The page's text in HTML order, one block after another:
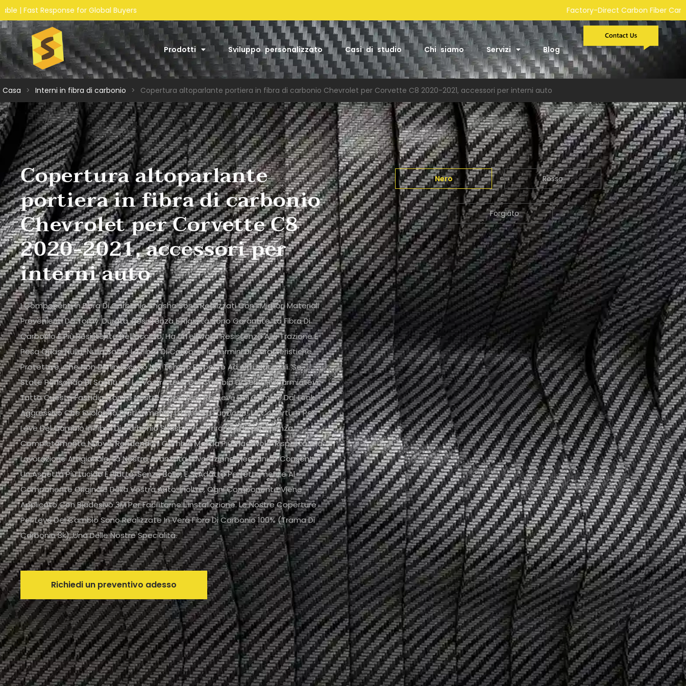
Factory-Direct Carbon Fiber Car Parts Manufacturer | Custom
Prodotti Sviluppo personalizzato Casi di studio Chi siamo Servizi Blog
Casa > Interni in fibra di carbonio > Copertura altoparlante portiera in fibra di carbonio Chevrolet per Corvette C8 2020-2021, accessori per interni auto
Copertura altoparlante
portiera in fibra di carbonio
Chevrolet per Corvette C8
2020-2021, accessori per
interni auto
I Componenti In Fibra Di Carbonio Shasha Sono Realizzati Con I Migliori Materiali
Provenienti Da Toray. Durata, Resistenza E Rigidità Sono Garantite. La Fibra Di
Carbonio È Più Resistente Dell'acciaio, Ha Un'elevata Resistenza Alla Trazione E
Pesa Quasi Nulla! Nulla Batte La Fibra Di Carbonio In Termini Di Caratteristiche
Protettive, Che Non Diminuiscono Nel Tempo Rispetto Ad Altri Materiali. Se
State Pensando Di Sostituire Le Vostre Leve Del Cambio Di Serie, Risparmiatevi
Tutto Questo Fastidio Con Le Nostre Coperture Per Leve Del Cambio Dal Look
Aggressivo Che Svolgono Praticamente La Stessa Funzione! Le Coperture Per
Leve Del Cambio In Fibra Di Carbonio Shasha Vi Offriranno Un'esperienza
Completamente Nuova, Rendendo Il Cambio Marcia Più Piacevole. Rispetto Alla
Lavorazione Artigianale, La Nostra Avanzata Lavorazione Meccanica Consente
Un Aspetto Più Lucido E Piatto, Senza Bolle, E Si Adatta Perfettamente Al
Componente Originale Della Vostra Auto. Inoltre, Ogni Componente Viene
Applicato Con Biadesivo 3M Per Facilitarne L'installazione. Le Nostre Coperture
Per Leve Del Cambio Sono Realizzate In Vera Fibra Di Carbonio 100% (trama Di
Carbonio 3k), Una Delle Nostre Specialità.
Richiedi un preventivo adesso
Nero Rosso
Forgiato